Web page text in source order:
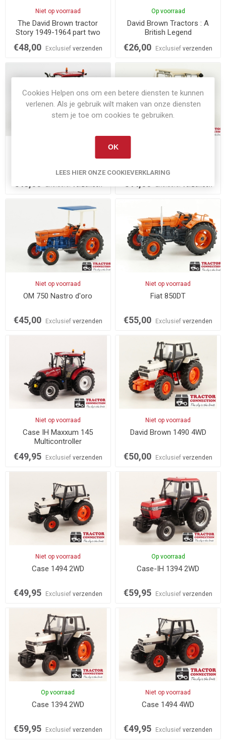
Niet op voorraad
The David Brown tractor
Story 1949-1964 part two
€48,00 Exclusief verzenden
Op voorraad
David Brown Tractors : A
British Legend
€26,00 Exclusiefverzenden
Niet op voorraad
OM 750 Nastro d'oro
€45,00 Exclusief verzenden
Niet op voorraad
Fiat 850DT
€55,00 Exclusiefverzenden
Niet op voorraad
Case IH Maxxum 145
Multicontroller
€49,95 Exclusief verzenden
Niet op voorraad
David Brown 1490 4WD
€50,00 Exclusiefverzenden
Niet op voorraad
Case 1494 2WD
€49,95 Exclusief verzenden
Op voorraad
Case-IH 1394 2WD
€59,95 Exclusiefverzenden
Op voorraad
Case 1394 2WD
€59,95 Exclusief verzenden
Niet op voorraad
Case 1494 4WD
€49,95 Exclusiefverzenden
Cookies Helpen ons om een betere diensten te kunnen
verlenen. Als je gebruik wilt maken van onze diensten
stem je toe om cookies te gebruiken.
OK
LEES HIER ONZE COOKIEVERKLARING